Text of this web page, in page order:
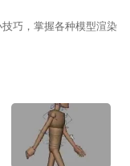
巧，掌握各种模型渲染